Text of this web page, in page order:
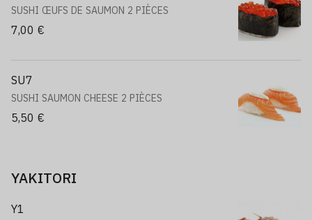
SUSHI ŒUFS DE SAUMON 2 PIÈCES
7,00 €
SU7
SUSHI SAUMON CHEESE 2 PIÈCES
5,50 €
YAKITORI
Y1